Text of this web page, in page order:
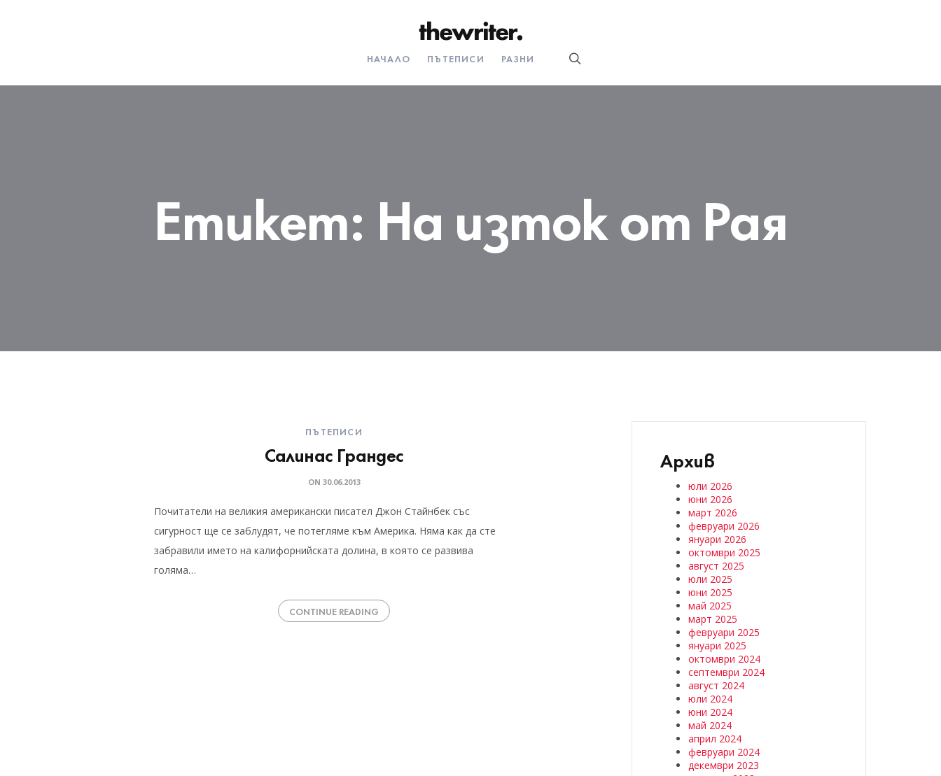
НАЧАЛО ПЪТЕПИСИ РАЗНИ
Етикет: На изток от Рая
ПЪТЕПИСИ
Салинас Грандес
ON 30.06.2013
Почитатели на великия американски писател Джон Стайнбек със
сигурност ще се заблудят, че потегляме към Америка. Няма как да сте
забравили името на калифорнийската долина, в която се развива
голяма…
CONTINUE READING
Архив
юли 2026
юни 2026
март 2026
февруари 2026
януари 2026
октомври 2025
август 2025
юли 2025
юни 2025
май 2025
март 2025
февруари 2025
януари 2025
октомври 2024
септември 2024
август 2024
юли 2024
юни 2024
май 2024
април 2024
февруари 2024
декември 2023